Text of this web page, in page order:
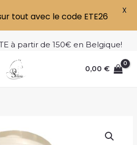
à partir de 150€ en Belgique!
0,00€
tout avec le code ETE26
X